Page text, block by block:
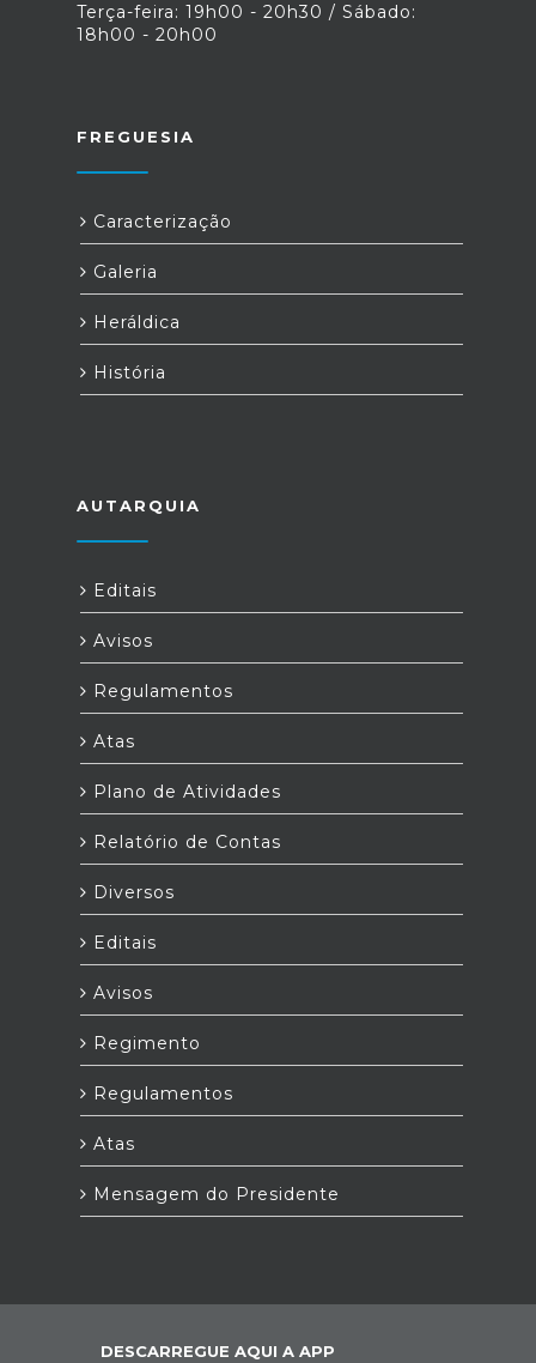
Terça-feira: 19h00 - 20h30 / Sábado:
18h00 - 20h00
FREGUESIA
Caracterização
Galeria
Heráldica
História
AUTARQUIA
Editais
Avisos
Regulamentos
Atas
Plano de Atividades
Relatório de Contas
Diversos
Editais
Avisos
Regimento
Regulamentos
Atas
Mensagem do Presidente
DESCARREGUE AQUI A APP